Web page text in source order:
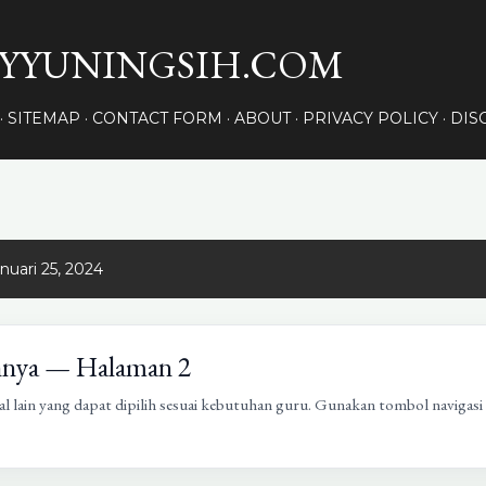
SITEMAP CONTACT FORM ABOUT PRIVACY POLICY
25, 2024
— Halaman 2
yang dapat dipilih sesuai kebutuhan guru. Gunakan tombol navigasi